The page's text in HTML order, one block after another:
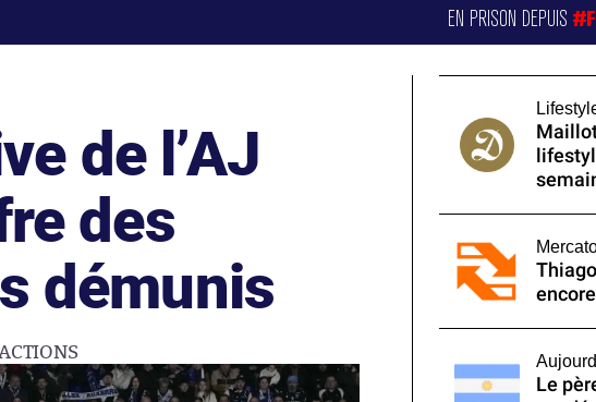
EN PRISON DEPUIS
de l’AJ
des
démunis
Le